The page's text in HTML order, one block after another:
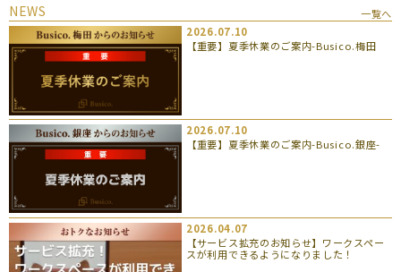
NEWS
一覧へ
2026.07.10
【重要】夏季休業のご案内-Busico.梅田
2026.07.10
【重要】夏季休業のご案内-Busico.銀座-
2026.04.07
【サービス拡充のお知らせ】ワークスペー
スが利用できるようになりました！